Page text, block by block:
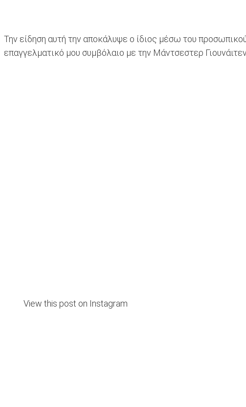
Την είδηση αυτή την αποκάλυψε ο ίδιος μέσω του
επαγγελματικό μου συμβόλαιο με την Μάντσεστερ
View this post on Instagram